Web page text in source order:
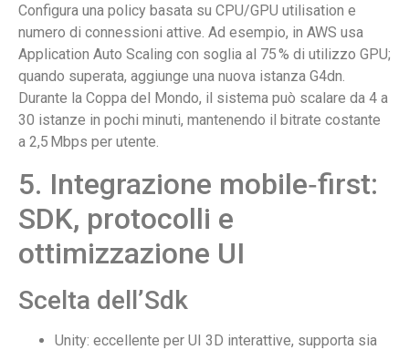
Configura una policy basata su CPU/GPU utilisation e
numero di connessioni attive. Ad esempio, in AWS usa
Application Auto Scaling con soglia al 75 % di utilizzo GPU;
quando superata, aggiunge una nuova istanza G4dn.
Durante la Coppa del Mondo, il sistema può scalare da 4 a
30 istanze in pochi minuti, mantenendo il bitrate costante
a 2,5 Mbps per utente.
5. Integrazione mobile‑first:
SDK, protocolli e
ottimizzazione UI
Scelta dell’Sdk
Unity: eccellente per UI 3D interattive, supporta sia